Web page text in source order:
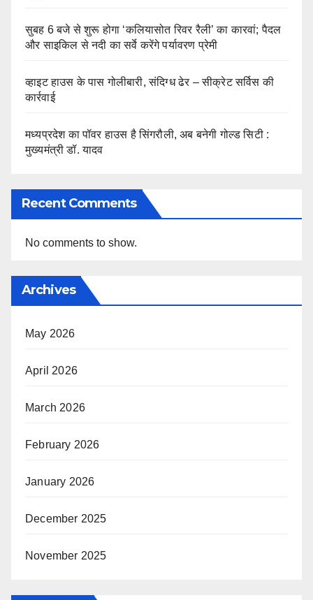
सुबह 6 बजे से शुरू होगा ‘कलियासोत रिवर रैली’ का कारवां; पैदल
और साइकिल से नदी का सर्वे करेंगे पर्यावरण प्रेमी
व्हाइट हाउस के पास गोलीबारी, संदिग्ध ढेर – सीक्रेट सर्विस की
कार्रवाई
मध्यप्रदेश का पॉवर हाउस है सिंगरौली, अब बनेगी गोल्ड सिटी :
मुख्यमंत्री डॉ. यादव
Recent Comments
No comments to show.
Archives
May 2026
April 2026
March 2026
February 2026
January 2026
December 2025
November 2025